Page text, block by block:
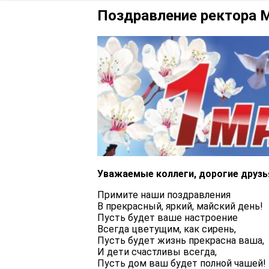
образовательной организацией
Документы
Образование
Образовательные стандарты и
требования
Руководство
Материально-техническое
обеспечение и оснащённость
образовательного процесса.
Доступная среда
Стипендии и меры поддержки
обучающихся
Повышение
Поздравление
Уважаемые коллеги, дорогие
Примите наши поздравления
В прекрасный, яркий, майский день!
Пусть будет ваше настроение
Всегда цветущим, как сирень,
Пусть будет жизнь прекрасна ваша,
И дети счастливы всегда,
Пусть дом ваш будет полной чашей!